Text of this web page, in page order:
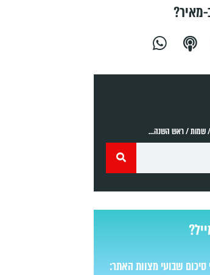
מאיר?
/ שמות / ראש השנה...
שבועי מצוות האתר: